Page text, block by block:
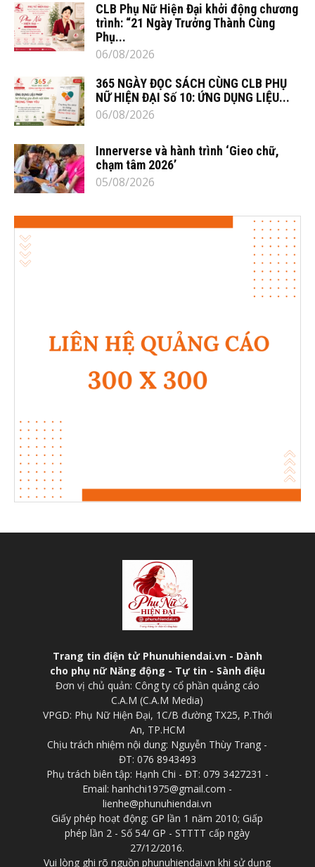
CLB Phụ Nữ Hiện Đại khởi động chương
trình: “21 Ngày Trưởng Thành Cùng
Phụ...
06/08/2026
365 NGÀY ĐỌC SÁCH CÙNG CLB PHỤ
NỮ HIỆN ĐẠI Số 10: ỨNG DỤNG LIỆU...
06/08/2026
Innerverse và hành trình ‘Gieo chữ,
chạm tâm 2026’
05/08/2026
Trang tin điện tử Phunuhiendai.vn - Dành
cho phụ nữ Năng động - Tự tin - Sành điệu
Đơn vị chủ quản: Công ty cổ phần quảng cáo
C.A.M (C.A.M Media)
VPGD: Phụ Nữ Hiện Đại, 1C/B đường TX25, P.Thới
An, TP.HCM
Chịu trách nhiệm nội dung: Nguyễn Thùy Trang -
ĐT: 076 8943493
Phụ trách biên tập: Hạnh Chi - ĐT: 079 3427231 -
Email: hanhchi1975@gmail.com -
lienhe@phunuhiendai.vn
Giấy phép hoạt động: GP lần 1 năm 2010; Giấp
phép lần 2 - Số 54/ GP - STTTT cấp ngày
27/12/2016.
Vui lòng ghi rõ nguồn phunuhiendai.vn khi sử dụng